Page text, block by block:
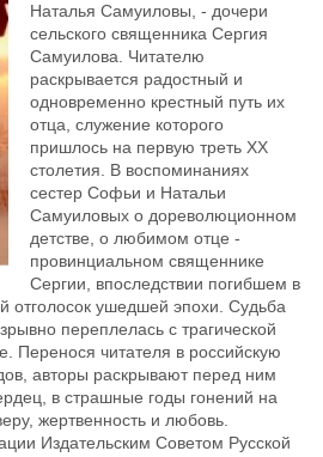
Наталья Самуиловы, - дочери
сельского священника Сергия
Самуилова. Читателю
раскрывается радостный и
одновременно крестный путь их
отца, служение которого
пришлось на первую треть XX
столетия. В воспоминаниях
сестер Софьи и Натальи
Самуиловых о дореволюционном
детстве, о любимом отце -
провинциальном священнике
Сергии, впоследствии погибшем в
отголосок ушедшей эпохи. Судьба
переплелась с трагической
Перенося читателя в российскую
авторы раскрывают перед ним
в страшные годы гонений на
жертвенность и любовь.
Издательским Советом Русской